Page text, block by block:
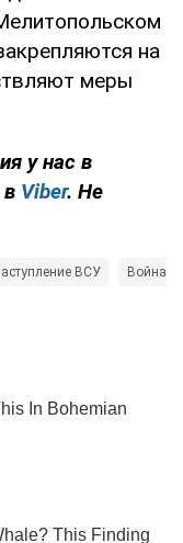
на
меры
у нас в
в Viber. Не
ВСУ Война в